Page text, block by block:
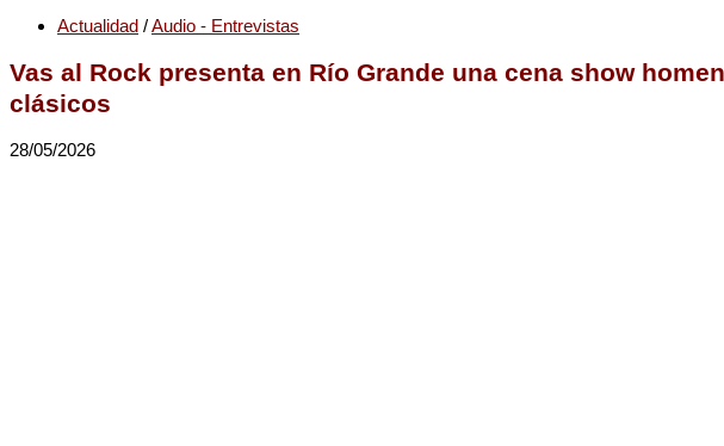
Actualidad /Audio - Entrevistas
Vas al Rock presenta en Río Grande una cena show
clásicos
28/05/2026